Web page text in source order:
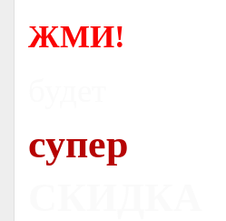
ЖМИ!
супер